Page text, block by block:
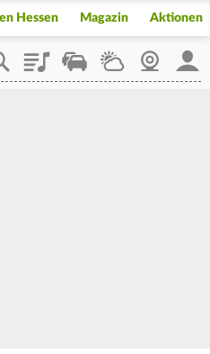
Hessen Magazin Aktionen
PlaylistStaupilotWetterWebcam